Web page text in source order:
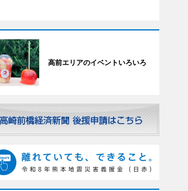
高前エリアのイベントいろいろ